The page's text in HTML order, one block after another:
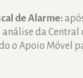
de Alarme:
análise da
o Apoio Móvel